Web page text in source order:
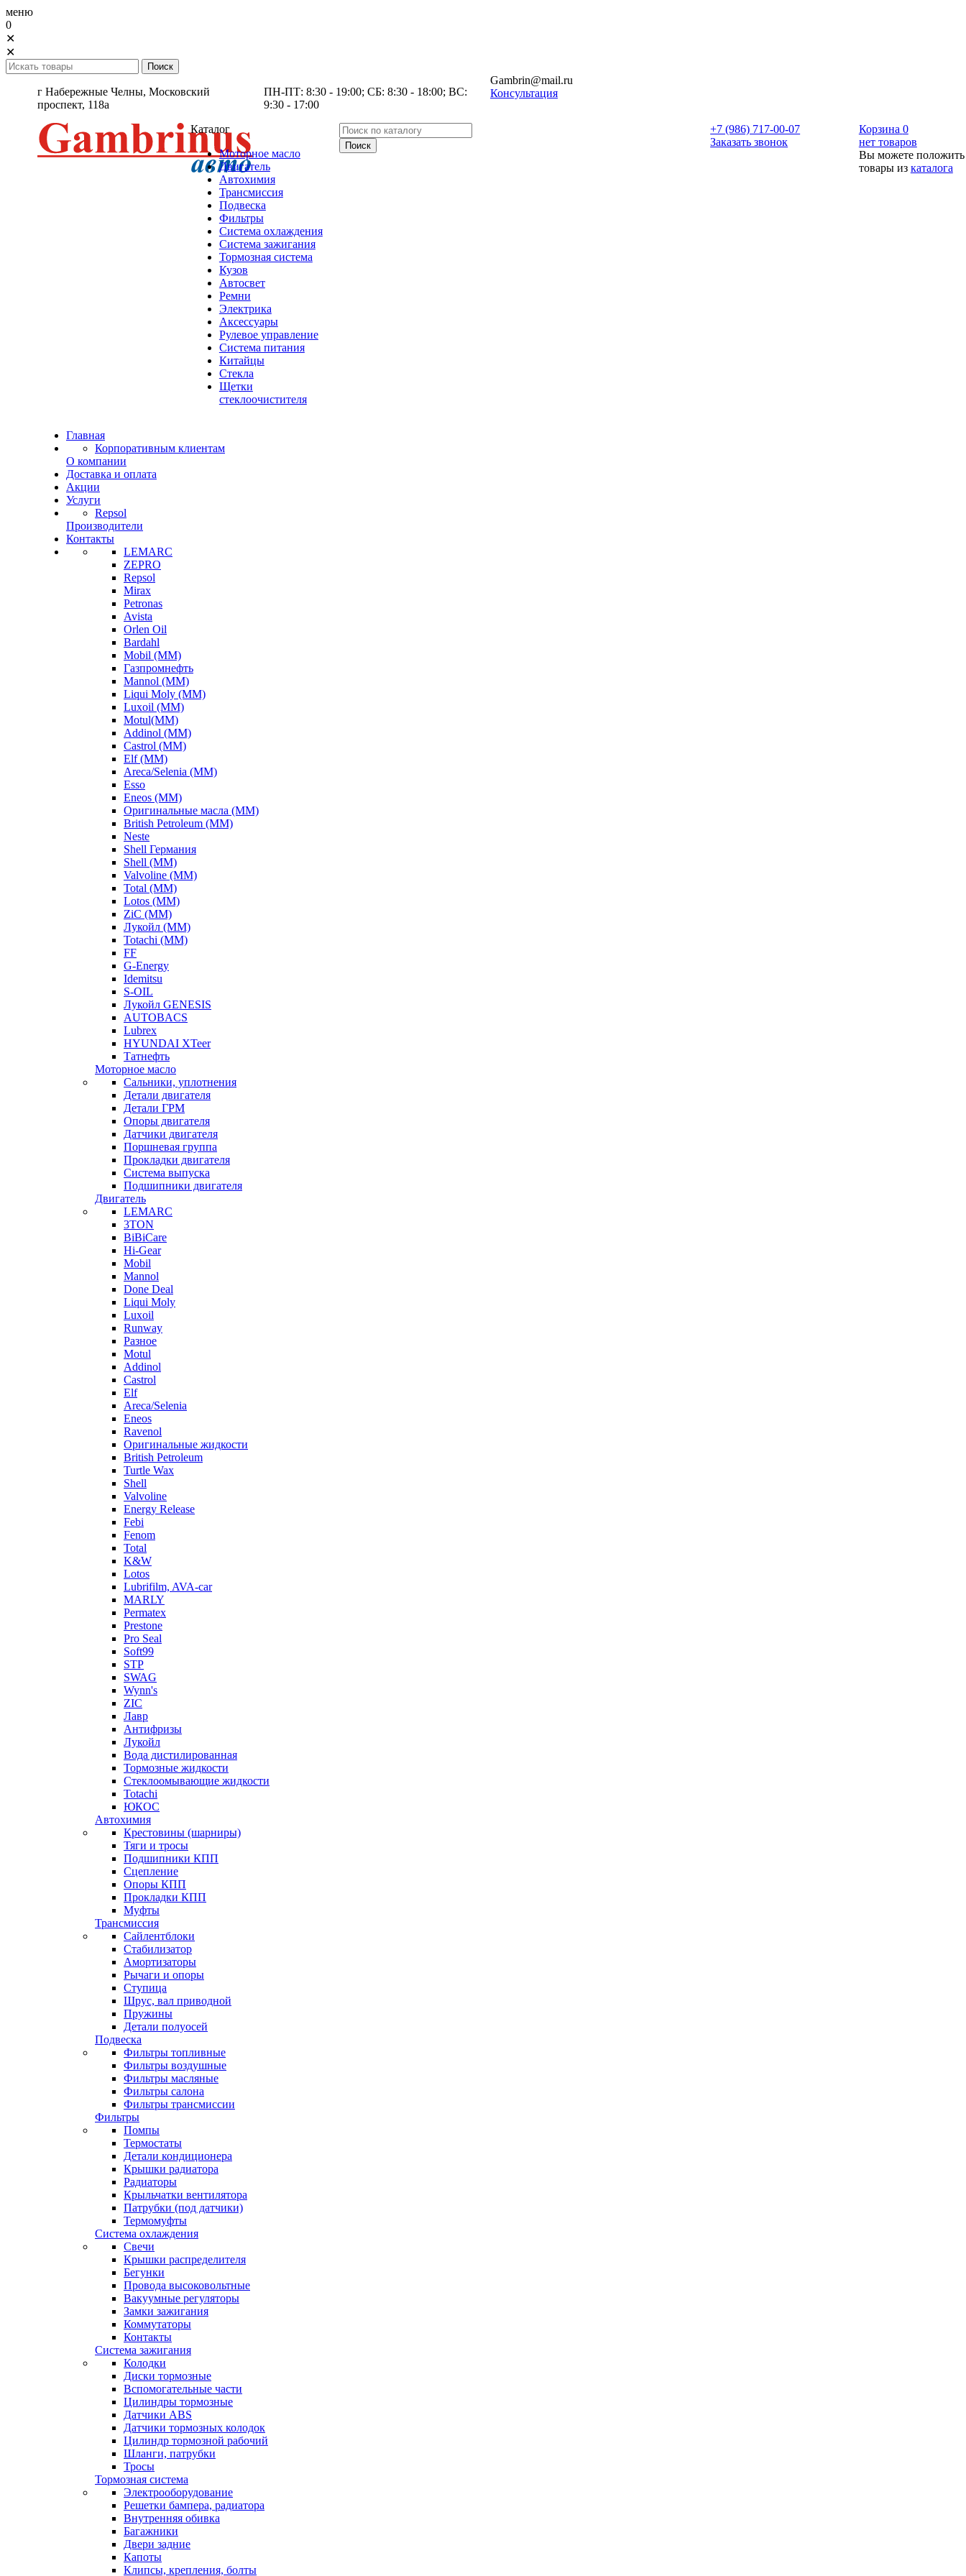
меню
0
✕
✕
г Набережные Челны, Московский
проспект, 118а
ПН-ПТ: 8:30 - 19:00; СБ: 8:30 - 18:00; ВС:
9:30 - 17:00
Gambrin@mail.ru
Консультация
Каталог
Моторное масло
Двигатель
Автохимия
Трансмиссия
Подвеска
Фильтры
Система охлаждения
Система зажигания
Тормозная система
Кузов
Автосвет
Ремни
Электрика
Аксессуары
Рулевое управление
Система питания
Китайцы
Стекла
Щетки
стеклоочистителя
+7 (986) 717-00-07
Заказать звонок
Корзина 0
нет товаров
Вы можете положить
товары из каталога
Главная
Корпоративным клиентам
О компании
Доставка и оплата
Акции
Услуги
Repsol
Производители
Контакты
LEMARC
ZEPRO
Repsol
Mirax
Petronas
Avista
Orlen Oil
Bardahl
Mobil (ММ)
Газпромнефть
Mannol (ММ)
Liqui Moly (ММ)
Luxoil (ММ)
Motul(ММ)
Addinol (ММ)
Castrol (ММ)
Elf (ММ)
Areca/Selenia (ММ)
Esso
Eneos (ММ)
Оригинальные масла (ММ)
British Petroleum (ММ)
Neste
Shell Германия
Shell (ММ)
Valvoline (ММ)
Total (ММ)
Lotos (ММ)
ZiC (ММ)
Лукойл (ММ)
Totachi (MM)
FF
G-Energy
Idemitsu
S-OIL
Лукойл GENESIS
AUTOBACS
Lubrex
HYUNDAI XTeer
Татнефть
Моторное масло
Сальники, уплотнения
Детали двигателя
Детали ГРМ
Опоры двигателя
Датчики двигателя
Поршневая группа
Прокладки двигателя
Система выпуска
Подшипники двигателя
Двигатель
LEMARC
3TON
BiBiCare
Hi-Gear
Mobil
Mannol
Done Deal
Liqui Moly
Luxoil
Runway
Разное
Motul
Addinol
Castrol
Elf
Areca/Selenia
Eneos
Ravenol
Оригинальные жидкости
British Petroleum
Turtle Wax
Shell
Valvoline
Energy Release
Febi
Fenom
Total
K&W
Lotos
Lubrifilm, AVA-car
MARLY
Permatex
Prestone
Pro Seal
Soft99
STP
SWAG
Wynn's
ZIC
Лавр
Антифризы
Лукойл
Вода дистилированная
Тормозные жидкости
Стеклоомывающие жидкости
Totachi
ЮКОС
Автохимия
Крестовины (шарниры)
Тяги и тросы
Подшипники КПП
Сцепление
Опоры КПП
Прокладки КПП
Муфты
Трансмиссия
Сайлентблоки
Стабилизатор
Амортизаторы
Рычаги и опоры
Ступица
Шрус, вал приводной
Пружины
Детали полуосей
Подвеска
Фильтры топливные
Фильтры воздушные
Фильтры масляные
Фильтры салона
Фильтры трансмиссии
Фильтры
Помпы
Термостаты
Детали кондиционера
Крышки радиатора
Радиаторы
Крыльчатки вентилятора
Патрубки (под датчики)
Термомуфты
Система охлаждения
Свечи
Крышки распределителя
Бегунки
Провода высоковольтные
Вакуумные регуляторы
Замки зажигания
Коммутаторы
Контакты
Система зажигания
Колодки
Диски тормозные
Вспомогательные части
Цилиндры тормозные
Датчики ABS
Датчики тормозных колодок
Цилиндр тормозной рабочий
Шланги, патрубки
Тросы
Тормозная система
Электрооборудование
Решетки бампера, радиатора
Внутренняя обивка
Багажники
Двери задние
Капоты
Клипсы, крепления, болты